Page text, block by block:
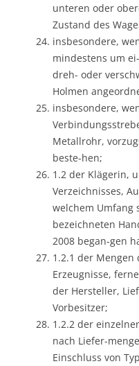
unteren oder
Zustand des
insbesondere,
mindestens um
dreh- oder
Holmen
insbesondere,
Metallrohr,
beste-hen;
1.2 der Klägerin,
Verzeichnisses,
welchem Umfang
bezeichneten
2008 began-gen
1.2.1 der
Erzeugnisse,
der Hersteller,
Vorbesitzer;
1.2.2 der
nach Liefer-
Einschluss von